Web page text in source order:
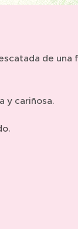
de una
y cariñosa.